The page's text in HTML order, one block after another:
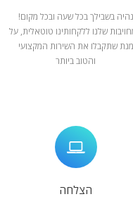
נהיה בשבילך בכל שעה ובכל מקום!
שלנו ללקחותינו טוטאלית, על
מנת שתקבלו את השירות המקצועי
והטוב ביותר
הצלחה